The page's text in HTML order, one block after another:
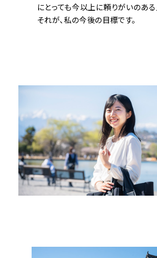
にとっても今以上に頼りがいのある
それが、私の今後の目標です。